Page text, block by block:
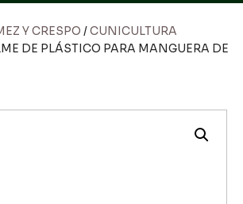
Y CRESPO /CUNICULTURA
DE PLÁSTICO PARA MANGUERA DE